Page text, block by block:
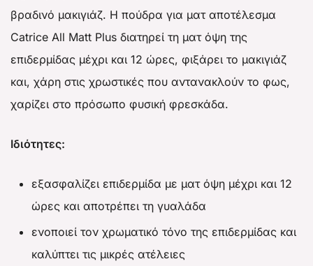
βραδινό μακιγιάζ. Η πούδρα για ματ αποτέλεσμα
Catrice All Matt Plus διατηρεί τη ματ όψη της
επιδερμίδας μέχρι και 12 ώρες, φιξάρει το μακιγιάζ
και, χάρη στις χρωστικές που αντανακλούν το φως,
χαρίζει στο πρόσωπο φυσική φρεσκάδα.
Ιδιότητες:
εξασφαλίζει επιδερμίδα με ματ όψη μέχρι και 12
ώρες και αποτρέπει τη γυαλάδα
ενοποιεί τον χρωματικό τόνο της επιδερμίδας και
καλύπτει τις μικρές ατέλειες